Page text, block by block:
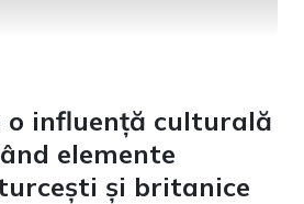
o influență culturală
elemente
și britanice